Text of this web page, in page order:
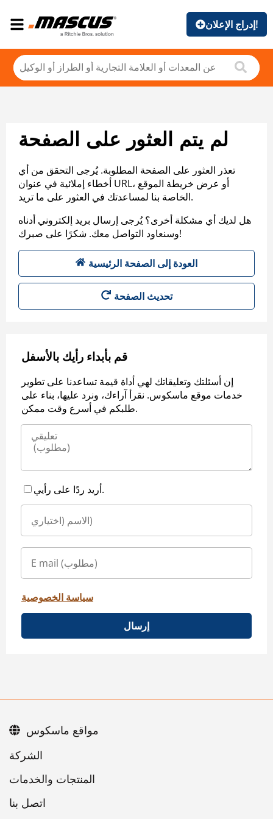
إدراج الإعلان!
لم يتم العثور على الصفحة
تعذر العثور على الصفحة المطلوبة. يُرجى التحقق من أي
أخطاء إملائية في عنوان URL، أو عرض خريطة الموقع
الخاصة بنا لمساعدتك في العثور على ما تريد.
هل لديك أي مشكلة أخرى؟ يُرجى إرسال بريد إلكتروني أدناه
وسنعاود التواصل معك. شكرًا على صبرك!
العودة إلى الصفحة الرئيسية
تحديث الصفحة
قم بأبداء رأيك بالأسفل
إن أسئلتك وتعليقاتك لهي أداة قيمة تساعدنا على تطوير
خدمات موقع ماسكوس. نقرأ آراءك، ونرد عليها، بناء على
طلبكم في أسرع وقت ممكن.
أريد ردًا على رأيي.
سياسة الخصوصية
إرسال
اتصل بنا
مواقع ماسكوس